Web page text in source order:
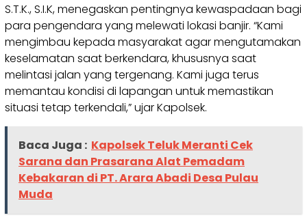
S.T.K., S.I.K, menegaskan pentingnya kewaspadaan bagi
para pengendara yang melewati lokasi banjir. “Kami
mengimbau kepada masyarakat agar mengutamakan
keselamatan saat berkendara, khususnya saat
melintasi jalan yang tergenang. Kami juga terus
memantau kondisi di lapangan untuk memastikan
situasi tetap terkendali,” ujar Kapolsek.
Baca Juga : Kapolsek Teluk Meranti Cek
Sarana dan Prasarana Alat Pemadam
Kebakaran di PT. Arara Abadi Desa Pulau
Muda